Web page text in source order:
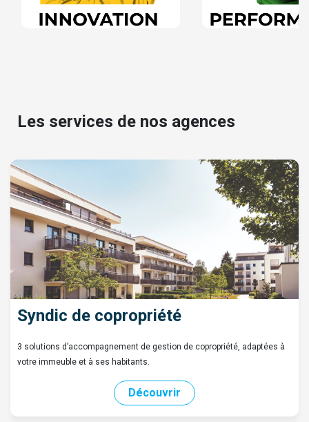
Les services de nos agences
Syndic de copropriété
3 solutions d’accompagnement de gestion de copropriété, adaptées à
votre immeuble et à ses habitants.
Découvrir